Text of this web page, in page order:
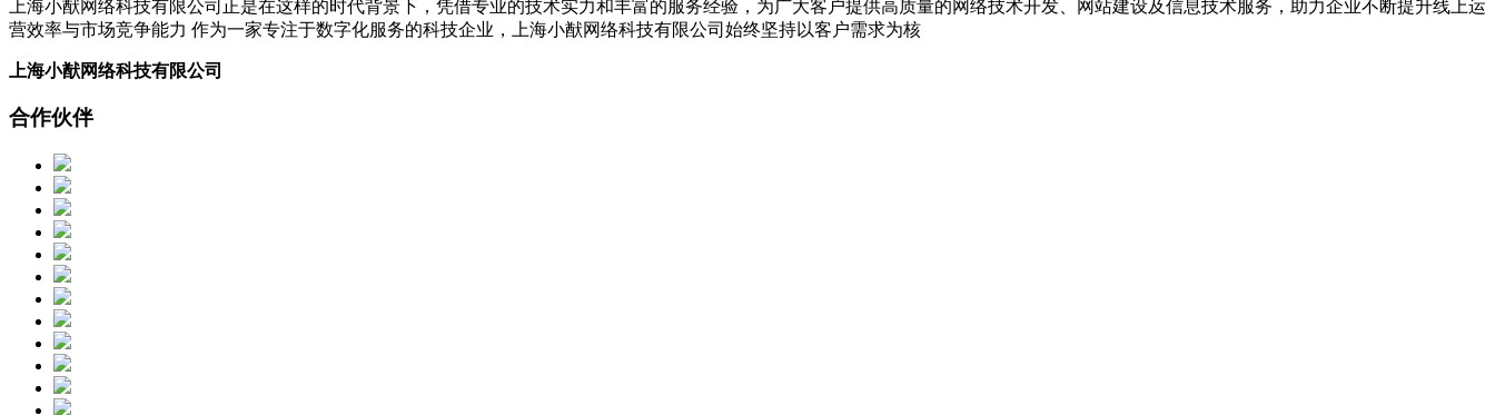
上海小猷网络科技有限公司正是在这样的时代背景下，凭借专业的技术实力和丰富的服务经验，为广大客户提供高质量的网络技术开发、网站建设及信息技术服务，助力企业不断提升线上运
营效率与市场竞争能力 作为一家专注于数字化服务的科技企业，上海小猷网络科技有限公司始终坚持以客户需求为核
上海小猷网络科技有限公司
合作伙伴